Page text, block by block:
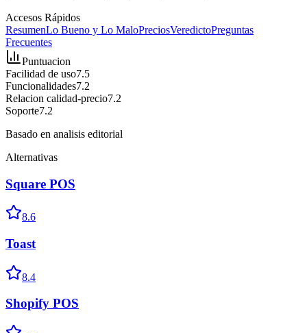
Accesos Rápidos
ResumenLo Bueno y Lo MaloPreciosVeredictoPreguntas
Frecuentes
Puntuacion
Facilidad de uso7.5
Funcionalidades7.2
Relacion calidad-precio7.2
Soporte7.2
Basado en analisis editorial
Alternativas
Square POS
8.6
Toast
8.4
Shopify POS